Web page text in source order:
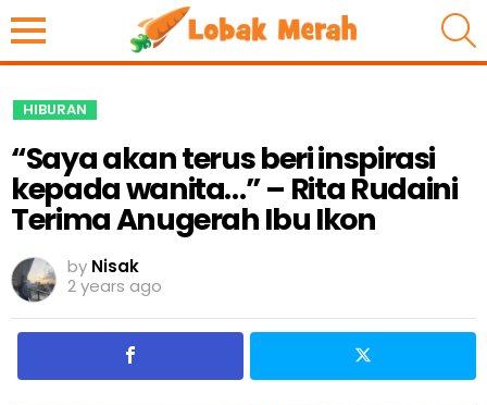
HIBURAN
“Saya akan terus beri inspirasi
kepada wanita…” – Rita Rudaini
Terima Anugerah Ibu Ikon
by Nisak
2 years ago